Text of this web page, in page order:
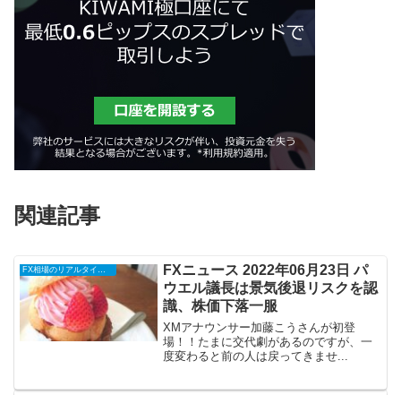
関連記事
FXニュース 2022年06月23日 パ
ウエル議長は景気後退リスクを認
識、株価下落一服
XMアナウンサー加藤こうさんが初登
場！！たまに交代劇があるのですが、一
度変わると前の人は戻ってきませ...